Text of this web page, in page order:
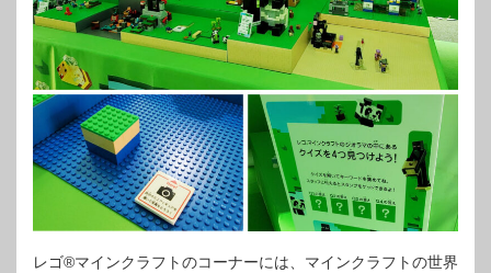
レゴ®マインクラフトのコーナーには、マインクラフトの世界